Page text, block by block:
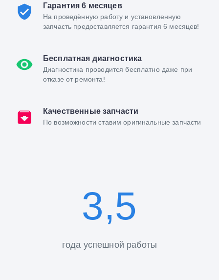
Гарантия 6 месяцев
На проведённую работу и установленную
запчасть предоставляется гарантия 6 месяцев!
Бесплатная диагностика
Диагностика проводится бесплатно даже при
отказе от ремонта!
Качественные запчасти
По возможности ставим оригинальные запчасти
3,5
года успешной работы